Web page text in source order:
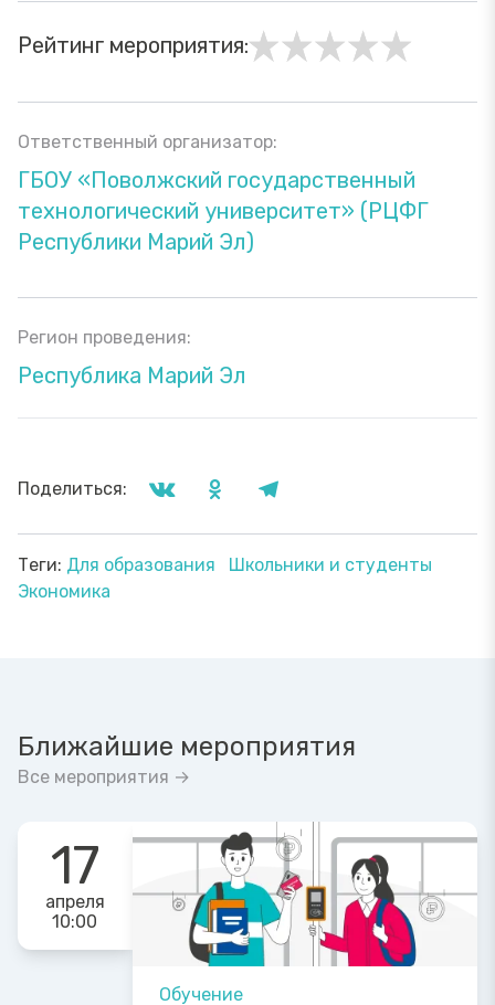
Рейтинг мероприятия:
Ответственный организатор:
ГБОУ «Поволжский государственный
технологический университет» (РЦФГ
Республики Марий Эл)
Регион проведения:
Республика Марий Эл
Поделиться:
Теги: Для образования
Школьники и студенты
Экономика
Ближайшие мероприятия
Все мероприятия →
17
апреля
10:00
Обучение